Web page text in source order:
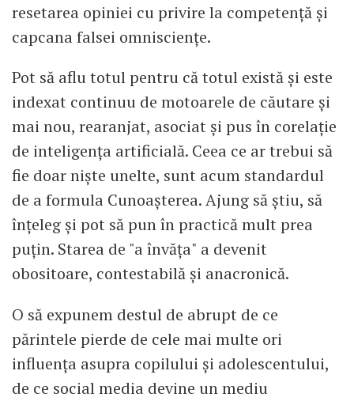
resetarea opiniei cu privire la competență și
capcana falsei omnisciențe.
Pot să aflu totul pentru că totul există și este
indexat continuu de motoarele de căutare și
mai nou, rearanjat, asociat și pus în corelație
de inteligența artificială. Ceea ce ar trebui să
fie doar niște unelte, sunt acum standardul
de a formula Cunoașterea. Ajung să știu, să
înțeleg și pot să pun în practică mult prea
puțin. Starea de "a învăța" a devenit
obositoare, contestabilă și anacronică.
O să expunem destul de abrupt de ce
părintele pierde de cele mai multe ori
influența asupra copilului și adolescentului,
de ce social media devine un mediu